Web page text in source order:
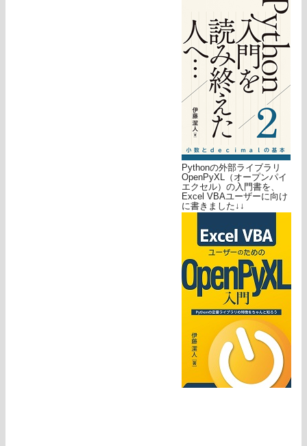
Pythonの外部ライブラリ
OpenPyXL（オープンパイ
エクセル）の入門書を、
Excel VBAユーザーに向け
に書きました↓↓